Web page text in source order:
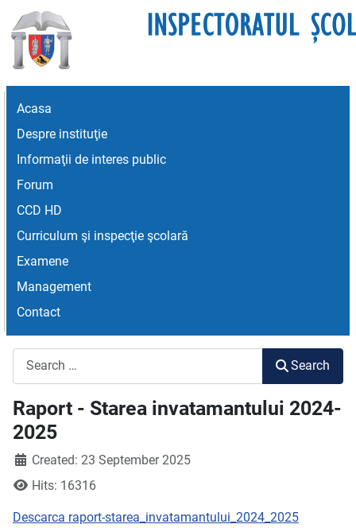
Acasa
Despre instituţie
Informaţii de interes public
Forum
CCD HD
Curriculum şi inspecţie şcolară
Examene
Management
Contact
Search
Raport - Starea invatamantului 2024-
2025
Created: 23 September 2025
Hits: 16316
Descarca raport-starea_invatamantului_2024_2025